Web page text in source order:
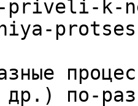
priveli-k-
по-